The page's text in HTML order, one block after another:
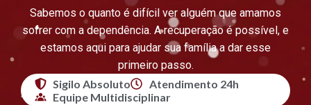
Sabemos o quanto é difícil ver alguém que amamos
sofrer com a dependência. A recuperação é possível, e
estamos aqui para ajudar sua família a dar esse
primeiro passo.
Sigilo Absoluto
Atendimento 24h
Equipe Multidisciplinar